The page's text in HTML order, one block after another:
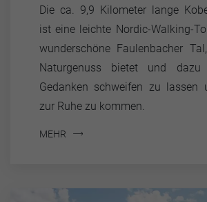
Die ca. 9,9 Kilometer lange
ist eine leichte Nordic-Walking-
wunderschöne Faulenbacher
Naturgenuss bietet und
Gedanken schweifen zu lassen
zur Ruhe zu kommen.
MEHR